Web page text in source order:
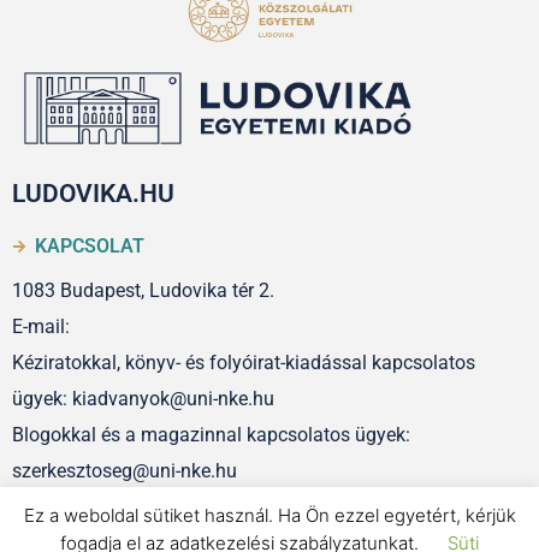
LUDOVIKA.HU
KAPCSOLAT
1083 Budapest, Ludovika tér 2.
E-mail:
Kéziratokkal, könyv- és folyóirat-kiadással kapcsolatos
ügyek: kiadvanyok@uni-nke.hu
Blogokkal és a magazinnal kapcsolatos ügyek:
szerkesztoseg@uni-nke.hu
Ez a weboldal sütiket használ. Ha Ön ezzel egyetért, kérjük
fogadja el az adatkezelési szabályzatunkat.
Süti